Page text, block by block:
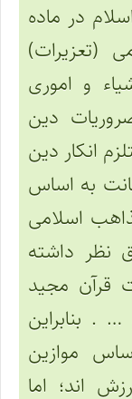
در ماده
(تعزیرات)
اشیاء و اموری
دین
انکار دین
به اساس
اسلامی
نظر داشته
قرآن مجید
. بنابراین
موازین
اند؛ اما